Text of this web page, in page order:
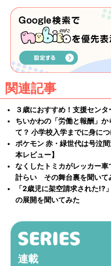
関連記事
３歳におすすめ！支援セン
ちいかわの「労働と報酬」
て？ 小学校入学までに身に
ポケモン 赤・緑世代は号泣
本レビュー】
なくしたトミカがレッカー
計らい その舞台裏を聞いて
「2歳児に架空請求された
の展開を聞いてみた
連載